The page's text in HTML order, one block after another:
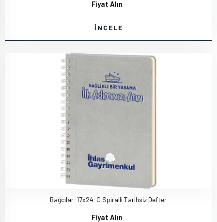
Fiyat Alın
İNCELE
Bağcılar-17x24-G Spiralli Tarihsiz Defter
Fiyat Alın